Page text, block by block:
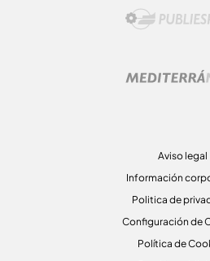
Aviso legal
Información
Politica de
Configuración de
Política de